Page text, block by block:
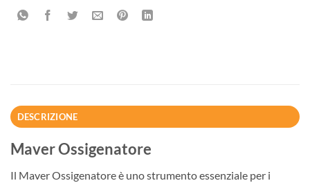
DESCRIZIONE
Maver Ossigenatore
Il Maver Ossigenatore è uno strumento essenziale per i